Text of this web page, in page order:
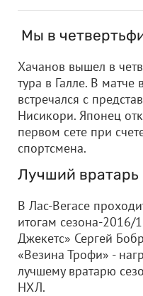
Мы в
Хачанов вышел в
тура в Галле. В матче
встречался с
Нисикори. Японец
первом сете при
спортсмена.
Лучший вратарь
В Лас-Вегасе
итогам сезона-2016/
Джекетс» Сергей
«Везина Трофи» -
лучшему вратарю
НХЛ.